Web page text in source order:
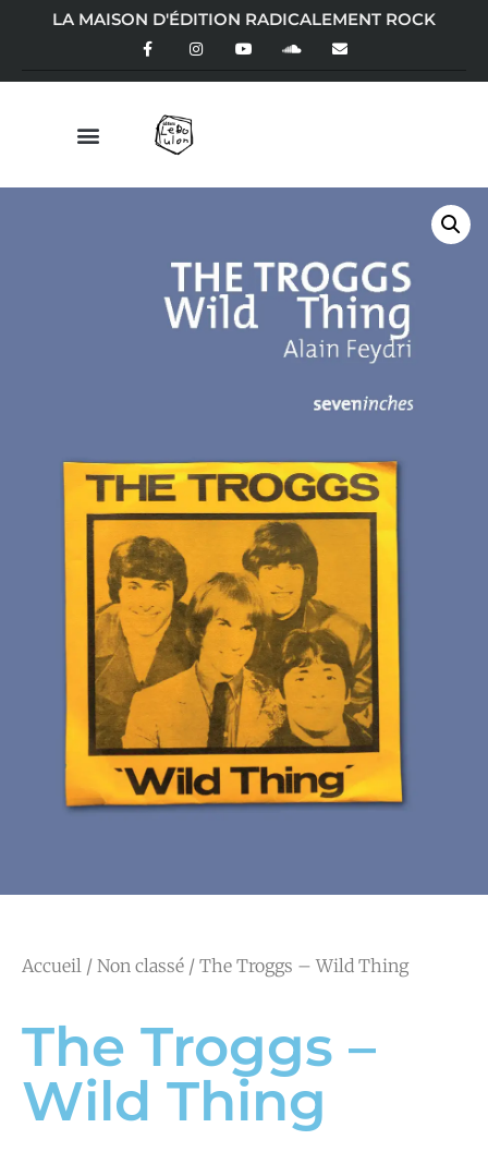
LA MAISON D'ÉDITION RADICALEMENT ROCK
Accueil / Non classé / The Troggs – Wild Thing
The Troggs –
Wild Thing